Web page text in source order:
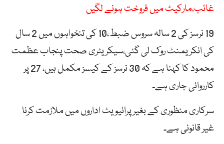
غائب،مارکیٹ میں فروخت ہونے لگیں
19 نرسز کی 2 سالہ سروس ضبط،10 کی تنخواہوں میں 2 سال
کی انکریمنٹ روک لی گئی،سیکریٹری صحت پنجاب عظمت
محمود کا کہنا ہے کہ 30 نرسز کے کیسز مکمل ہیں، 27 پر
کارروائی جاری ہے۔
سرکاری منظوری کے بغیر پرائیویٹ اداروں میں ملازمت کرنا
غیر قانونی ہے۔